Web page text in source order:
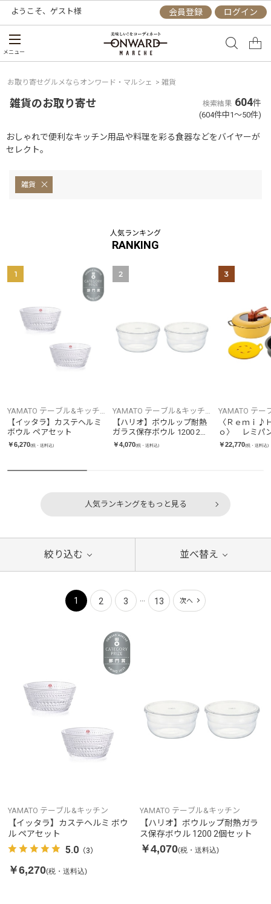
ようこそ、 ゲスト様 会員登録 ログイン
メニュー
お取り寄せグルメならオンワード・マルシェ > 雑貨
雑貨のお取り寄せ 検索結果 604件
(604件中1～50件)
おしゃれで便利なキッチン用品や料理を彩る食器などをバイヤーが
セレクト。
雑貨
人気ランキング
RANKING
1
YAMATO テーブル&キッチ
ン
【イッタラ】カステヘルミ
ボウル ペアセット
￥6,270(税・送料込)
2
YAMATO テーブル&キッチ
ン
【ハリオ】ボウルップ耐熱
ガラス保存ボウル 1200 2個
セット
￥4,070(税・送料込)
3
YAMATO テー
ン
〈Ｒｅｍｉ♪
ｏ〉 レミパ
ー ３点セッ
￥22,770(税・送料込)
人気ランキングをもっと見る
絞り込む 並べ替え
1 2 3 ... 13 次へ
YAMATO テーブル&キッチン
【イッタラ】カステヘルミ ボウ
ル ペアセット
5.0 （3）
￥6,270(税・送料込)
YAMATO テーブル&キッチン
【ハリオ】ボウルップ耐熱ガラ
ス保存ボウル 1200 2個セット
￥4,070(税・送料込)